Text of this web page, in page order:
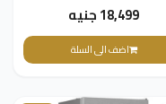
18,499 جنيه
اضف الى السلة